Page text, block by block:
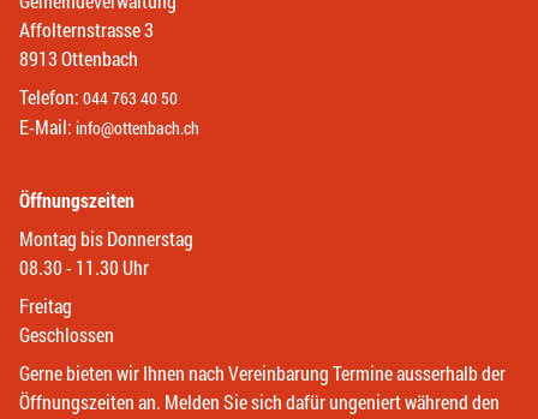
Affolternstrasse 3
8913 Ottenbach
Telefon: 044 763 40 50
E-Mail: info@ottenbach.ch
Öffnungszeiten
Montag bis Donnerstag
08.30 - 11.30 Uhr
Freitag
Geschlossen
Gerne bieten wir Ihnen nach Vereinbarung Termine ausserhalb der
Öffnungszeiten an. Melden Sie sich dafür ungeniert während den